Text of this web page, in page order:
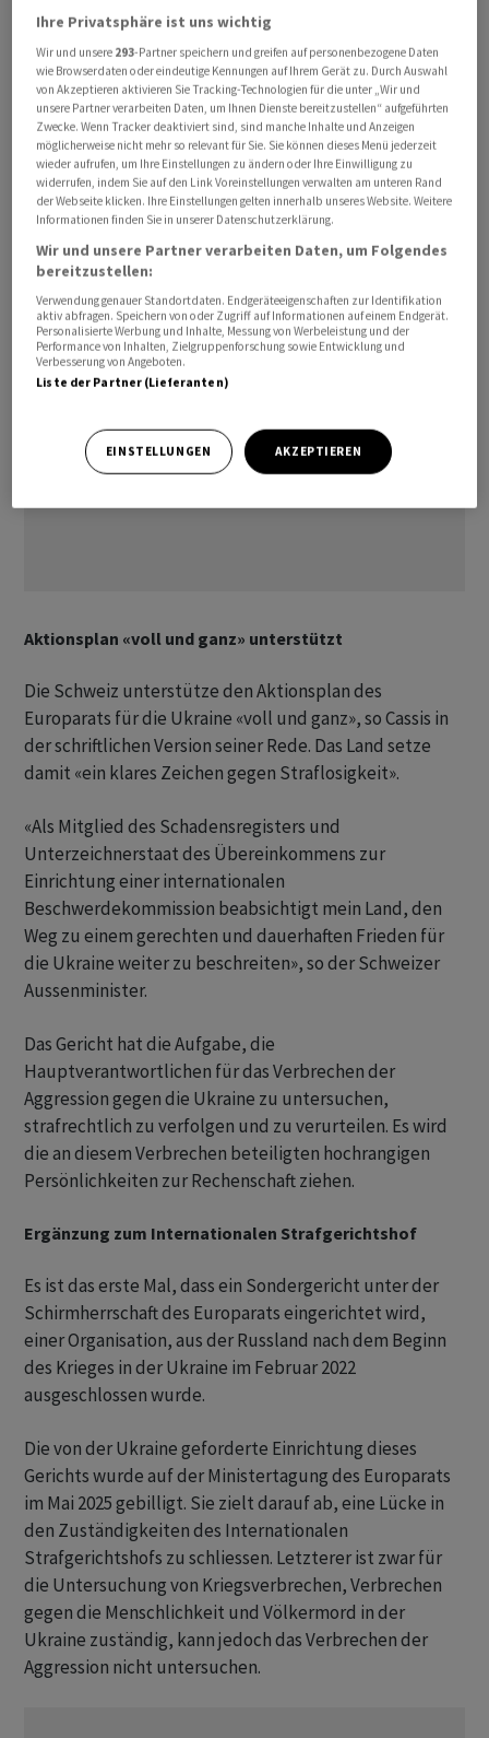
Finanzierung dieses Gerichts gewährleistet würden.
Damit das Gericht errichtet werden kann, muss es von
mindestens 16 Staaten unterstützt werden. Die
Schweiz ist, vorbehaltlich der Zustimmung durch das
Parlament, mit von der Partie, wie Bundesrat Ignazio
Cassis sagte, der die Schweizer Delegation am Treffen
anführte. Alles in allem haben sich 36 Länder mitsamt
der EU zum Beitritt zum Gerichtshof bekannt, wie der
Europarat mitteilte.
Aktionsplan «voll und ganz» unterstützt
Die Schweiz unterstütze den Aktionsplan des
Europarats für die Ukraine «voll und ganz», so Cassis in
der schriftlichen Version seiner Rede. Das Land setze
damit «ein klares Zeichen gegen Straflosigkeit».
«Als Mitglied des Schadensregisters und
Unterzeichnerstaat des Übereinkommens zur
Einrichtung einer internationalen
Beschwerdekommission beabsichtigt mein Land, den
Weg zu einem gerechten und dauerhaften Frieden für
die Ukraine weiter zu beschreiten», so der Schweizer
Aussenminister.
Das Gericht hat die Aufgabe, die
Hauptverantwortlichen für das Verbrechen der
Aggression gegen die Ukraine zu untersuchen,
strafrechtlich zu verfolgen und zu verurteilen. Es wird
die an diesem Verbrechen beteiligten hochrangigen
Persönlichkeiten zur Rechenschaft ziehen.
Ergänzung zum Internationalen Strafgerichtshof
Es ist das erste Mal, dass ein Sondergericht unter der
Schirmherrschaft des Europarats eingerichtet wird,
einer Organisation, aus der Russland nach dem Beginn
des Krieges in der Ukraine im Februar 2022
ausgeschlossen wurde.
Die von der Ukraine geforderte Einrichtung dieses
Gerichts wurde auf der Ministertagung des Europarats
im Mai 2025 gebilligt. Sie zielt darauf ab, eine Lücke in
den Zuständigkeiten des Internationalen
Strafgerichtshofs zu schliessen. Letzterer ist zwar für
die Untersuchung von Kriegsverbrechen, Verbrechen
gegen die Menschlichkeit und Völkermord in der
Ukraine zuständig, kann jedoch das Verbrechen der
Aggression nicht untersuchen.
Ihre Privatsphäre ist uns wichtig
Wir und unsere 293-Partner speichern und greifen auf personenbezogene Daten
wie Browserdaten oder eindeutige Kennungen auf Ihrem Gerät zu. Durch Auswahl
von Akzeptieren aktivieren Sie Tracking-Technologien für die unter „Wir und
unsere Partner verarbeiten Daten, um Ihnen Dienste bereitzustellen“ aufgeführten
Zwecke. Wenn Tracker deaktiviert sind, sind manche Inhalte und Anzeigen
möglicherweise nicht mehr so relevant für Sie. Sie können dieses Menü jederzeit
wieder aufrufen, um Ihre Einstellungen zu ändern oder Ihre Einwilligung zu
widerrufen, indem Sie auf den Link Voreinstellungen verwalten am unteren Rand
der Webseite klicken. Ihre Einstellungen gelten innerhalb unseres Website. Weitere
Informationen finden Sie in unserer Datenschutzerklärung.
Wir und unsere Partner verarbeiten Daten, um Folgendes
bereitzustellen:
Verwendung genauer Standortdaten. Endgeräteeigenschaften zur Identifikation
aktiv abfragen. Speichern von oder Zugriff auf Informationen auf einem Endgerät.
Personalisierte Werbung und Inhalte, Messung von Werbeleistung und der
Performance von Inhalten, Zielgruppenforschung sowie Entwicklung und
Verbesserung von Angeboten.
Liste der Partner (Lieferanten)
EINSTELLUNGEN AKZEPTIEREN